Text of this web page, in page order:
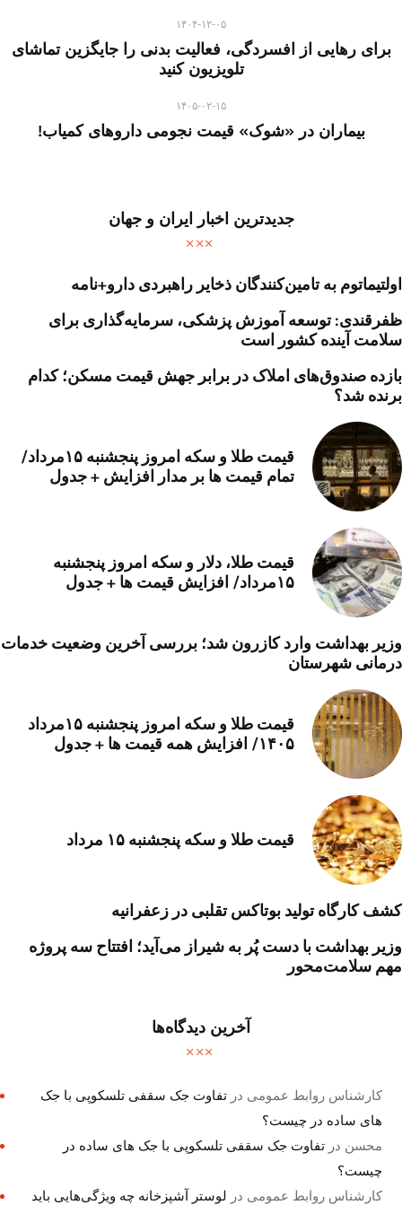
۱۴۰۴-۱۲-۰۵
برای رهایی از افسردگی، فعالیت بدنی را جایگزین تماشای
تلویزیون کنید
۱۴۰۵-۰۲-۱۵
بیماران در «شوک» قیمت نجومی داروهای کمیاب!
جدیدترین اخبار ایران و جهان
اولتیماتوم به تامین‌کنندگان ذخایر راهبردی دارو+نامه
ظفرقندی: توسعه آموزش پزشکی، سرمایه‌گذاری برای
سلامت آینده کشور است
بازده صندوق‌های املاک در برابر جهش قیمت مسکن؛ کدام
برنده شد؟
قیمت طلا و سکه امروز پنجشنبه ۱۵مرداد/
تمام قیمت ها بر مدار افزایش + جدول
قیمت طلا، دلار و سکه امروز پنجشنبه
۱۵مرداد/ افزایش قیمت ها + جدول
وزیر بهداشت وارد کازرون شد؛ بررسی آخرین وضعیت خدمات
درمانی شهرستان
قیمت طلا و سکه امروز پنجشنبه ۱۵مرداد
۱۴۰۵/ افزایش همه قیمت ها + جدول
قیمت طلا و سکه پنجشنبه ۱۵ مرداد
کشف کارگاه تولید بوتاکس تقلبی در زعفرانیه
وزیر بهداشت با دست پُر به شیراز می‌آید؛ افتتاح سه پروژه
مهم سلامت‌محور
آخرین دیدگاه‌ها
کارشناس روابط عمومی درتفاوت جک سقفی تلسکوپی با جک
های ساده در چیست؟
محسن درتفاوت جک سقفی تلسکوپی با جک های ساده در
چیست؟
کارشناس روابط عمومی در لوستر آشپزخانه چه ویژگی‌هایی باید